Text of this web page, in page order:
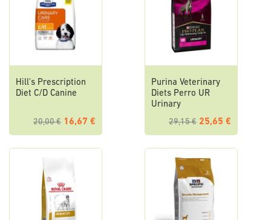
Hill's Prescription
Diet C/D Canine
20,00 € 16,67 €
Purina Veterinary
Diets Perro UR
Urinary
29,15 € 25,65 €